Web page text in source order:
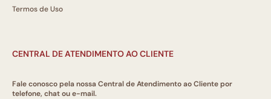
Termos de Uso
CENTRAL DE ATENDIMENTO AO CLIENTE
Fale conosco pela nossa Central de Atendimento ao Cliente por
telefone, chat ou e-mail.